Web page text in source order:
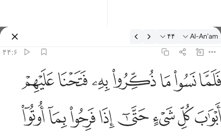
تفسیر: Al-An'am ۴۴:۶
Al-An'am ۴۴
۴۴:۶
فلما نسوا ما ذكروا به فتحنا عليهم ابواب كل شيء حتى اذا فرحوا بما
فَلَمَّا نَسُوا۟ مَا ذُكِّرُوا۟ بِهِۦ فَتَحْنَا عَلَيْهِمْ أَبْوَٰبَ كُلِّ شَىْءٍ حَتَّىٰٓ إِذَا
ﳇﳈﳉﳊﳋﳌﳍ
ﳎﳏﳐﳑﳒﳓﳔﳕ